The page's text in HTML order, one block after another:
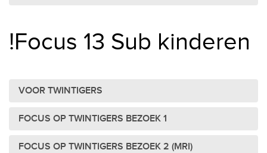
!Focus 13 Sub kinderen
VOOR TWINTIGERS
FOCUS OP TWINTIGERS BEZOEK 1
FOCUS OP TWINTIGERS BEZOEK 2 (MRI)